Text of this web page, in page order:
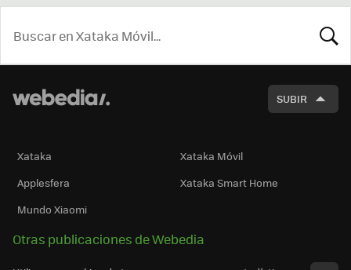
SUBIR
Xataka
Xataka Móvil
Applesfera
Xataka Smart Home
Mundo Xiaomi
Otras publicaciones de Webedia